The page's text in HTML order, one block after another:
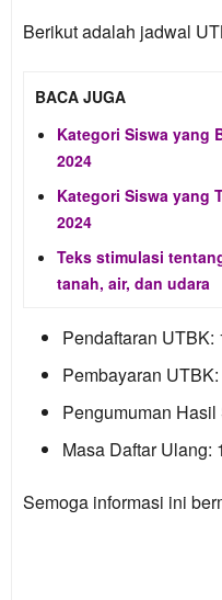
Berikut adalah jadwal
BACA JUGA
Kategori Siswa yang
2024
Kategori Siswa yang
2024
Teks stimulasi
tanah, air, dan udara
Pendaftaran UTBK:
Pembayaran UTBK:
Pengumuman
Masa Daftar Ulang:
Semoga informasi ini